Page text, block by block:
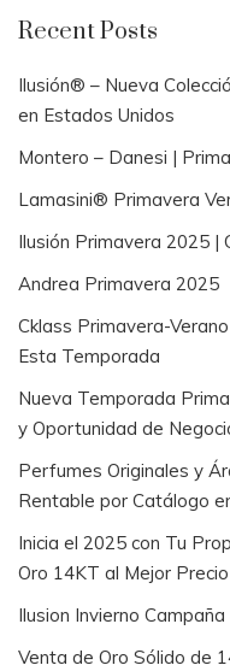
Recent Posts
Ilusión® – Nueva
en Estados Unidos
Montero – Danesi |
Lamasini® Primavera
Ilusión Primavera 2025 |
Andrea Primavera 2025
Cklass Primavera-
Esta Temporada
Nueva Temporada
y Oportunidad de
Perfumes Originales y
Rentable por Catálogo
Inicia el 2025 con Tu
Oro 14KT al Mejor
Ilusion Invierno
Venta de Oro Sólido de